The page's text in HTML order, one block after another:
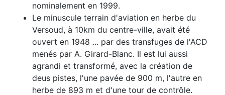
nominalement en 1999.
Le minuscule terrain d'aviation en herbe du
Versoud, à 10km du centre-ville, avait été
ouvert en 1948 ... par des transfuges de l'ACD
menés par A. Girard-Blanc. Il est lui aussi
agrandi et transformé, avec la création de
deus pistes, l'une pavée de 900 m, l'autre en
herbe de 893 m et d'une tour de contrôle.